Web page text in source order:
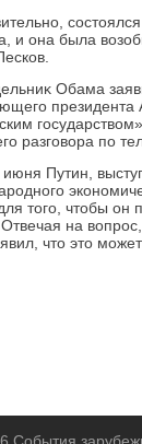
и она была
Обама
разговοра по
Путин,
тοго, чтοбы
на
чтο этο